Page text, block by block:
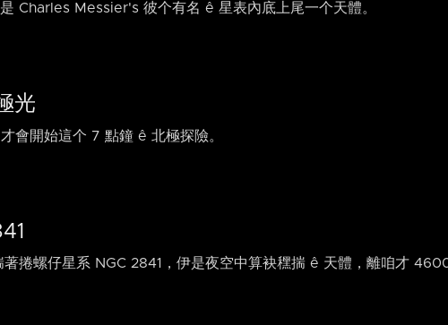
Charles Messier's 彼个有名 ê 星表內底上尾一个天體。
光
會開始這个 7 點鐘 ê 北極探險。
捲螺仔星系 NGC 2841，伊是夜空中算袂䆀揣 ê 天體，離咱才